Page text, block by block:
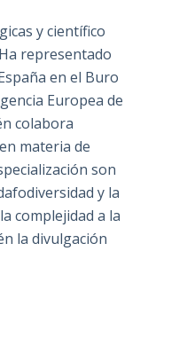
y científico
representado
en el Buro
Europea de
colabora
materia de
son
y la
complejidad a la
la divulgación